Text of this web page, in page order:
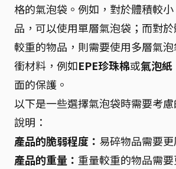
格的氣泡袋。例如，對於體積較
品，可以使用單層氣泡袋；而對
較重的物品，則需要使用多層氣
衝材料，例如EPE珍珠棉或氣泡紙
面的保護。
以下是一些選擇氣泡袋時需要考
說明：
產品的脆弱程度： 易碎物品需要
產品的重量： 重量較重的物品需